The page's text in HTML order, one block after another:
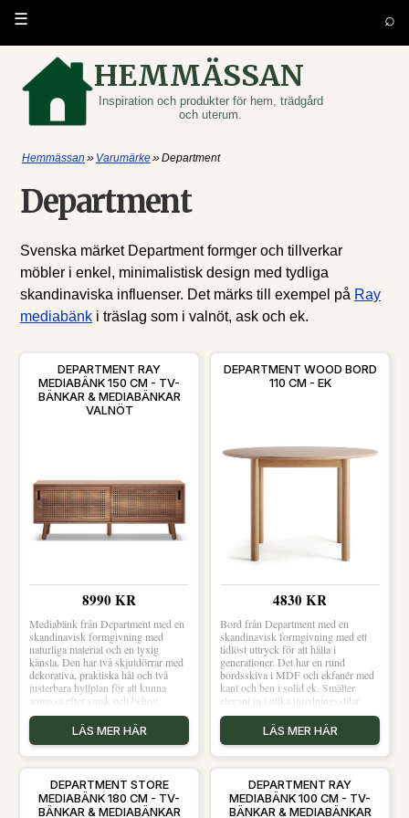
HEMMÄSSAN
Inspiration och produkter för hem, trädgård
och uterum.
☰ ⌕
Hemmässan » Varumärke»Department
Department
Svenska märket Department formger och tillverkar
möbler i enkel, minimalistisk design med tydliga
skandinaviska influenser. Det märks till exempel på Ray
mediabänki träslag som i valnöt, ask och ek.
DEPARTMENT RAY
MEDIABÄNK 150 CM - TV-
BÄNKAR & MEDIABÄNKAR
VALNÖT
8990 KR
Mediabänk från Department med en
skandinavisk formgivning med
naturliga material och en lyxig
känsla. Den har två skjutdörrar med
dekorativa, praktiska hål och två
justerbara hyllplan för att kunna
anpassa efter smak och behov.
Mediabänken har två smarta hål på
baksidan för sladdar och kablar man
inte vill se.Designad i Sverige.Om
mediabänken från Department- Ray
de väldesignade detaljerna.- Från
serien Ray.- Hål för sladdar och
LÄS MER HÄR
DEPARTMENT WOOD BORD
110 CM - EK
4830 KR
Bord från Department med en
skandinavisk formgivning med ett
tidlöst uttryck för att hålla i
generationer. Det har en rund
bordsskiva i MDF och ekfanér med
kant och ben i solid ek. Smälter
elegant in i olika inredningsstilar.
Om bordet från Department- Wood
uppskattas för den klassiska
designen.- Wood är också omtyckt
för den runda formen.- Kombinera
Produkten är tillverkad av naturligt
material, vilket gör varje exemplar
LÄS MER HÄR
DEPARTMENT STORE
MEDIABÄNK 180 CM - TV-
BÄNKAR & MEDIABÄNKAR
DEPARTMENT RAY
MEDIABÄNK 100 CM - TV-
BÄNKAR & MEDIABÄNKAR